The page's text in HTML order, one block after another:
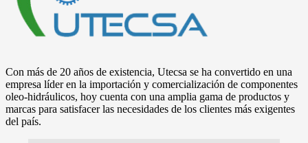
Con más de 20 años de existencia, Utecsa se ha convertido en una
empresa líder en la importación y comercialización de componentes
oleo-hidráulicos, hoy cuenta con una amplia gama de productos y
marcas para satisfacer las necesidades de los clientes más exigentes
del país.